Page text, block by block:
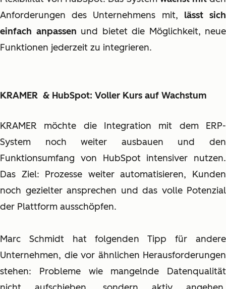
Anforderungen des Unternehmens mit, lässt sich
einfach anpassen und bietet die Möglichkeit, neue
Funktionen jederzeit zu integrieren.
KRAMER & HubSpot: Voller Kurs auf Wachstum
KRAMER möchte die Integration mit dem ERP-
System noch weiter ausbauen und den
Funktionsumfang von HubSpot intensiver nutzen.
Das Ziel: Prozesse weiter automatisieren, Kunden
noch gezielter ansprechen und das volle Potenzial
der Plattform ausschöpfen.
Marc Schmidt hat folgenden Tipp für andere
Unternehmen, die vor ähnlichen Herausforderungen
stehen: Probleme wie mangelnde Datenqualität